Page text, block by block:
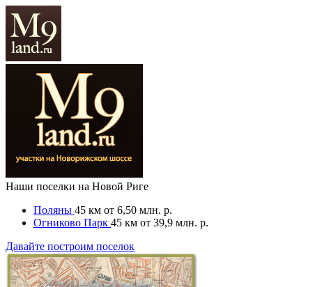
Наши поселки на Новой Риге
Поляны 45 км от 6,50 млн. р.
Огниково Парк 45 км от 39,9 млн. р.
Давайте построим поселок